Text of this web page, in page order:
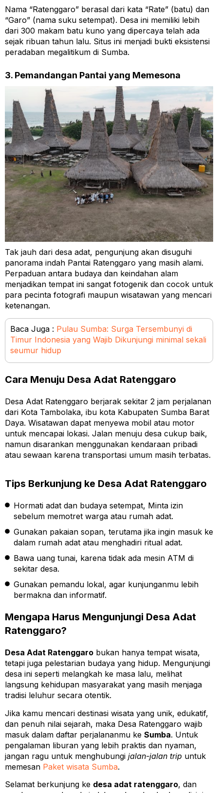
Nama “Ratenggaro” berasal dari kata “Rate” (batu) dan
“Garo” (nama suku setempat). Desa ini memiliki lebih
dari 300 makam batu kuno yang dipercaya telah ada
sejak ribuan tahun lalu. Situs ini menjadi bukti eksistensi
peradaban megalitikum di Sumba.
3. Pemandangan Pantai yang Memesona
Tak jauh dari desa adat, pengunjung akan disuguhi
panorama indah Pantai Ratenggaro yang masih alami.
Perpaduan antara budaya dan keindahan alam
menjadikan tempat ini sangat fotogenik dan cocok untuk
para pecinta fotografi maupun wisatawan yang mencari
ketenangan.
Baca Juga : Pulau Sumba: Surga Tersembunyi di
Timur Indonesia yang Wajib Dikunjungi minimal sekali
seumur hidup
Cara Menuju Desa Adat Ratenggaro
Desa Adat Ratenggaro berjarak sekitar 2 jam perjalanan
dari Kota Tambolaka, ibu kota Kabupaten Sumba Barat
Daya. Wisatawan dapat menyewa mobil atau motor
untuk mencapai lokasi. Jalan menuju desa cukup baik,
namun disarankan menggunakan kendaraan pribadi
atau sewaan karena transportasi umum masih terbatas.
Tips Berkunjung ke Desa Adat Ratenggaro
Hormati adat dan budaya setempat, Minta izin
sebelum memotret warga atau rumah adat.
Gunakan pakaian sopan, terutama jika ingin masuk ke
dalam rumah adat atau menghadiri ritual adat.
Bawa uang tunai, karena tidak ada mesin ATM di
sekitar desa.
Gunakan pemandu lokal, agar kunjunganmu lebih
bermakna dan informatif.
Mengapa Harus Mengunjungi Desa Adat
Ratenggaro?
Desa Adat Ratenggaro bukan hanya tempat wisata,
tetapi juga pelestarian budaya yang hidup. Mengunjungi
desa ini seperti melangkah ke masa lalu, melihat
langsung kehidupan masyarakat yang masih menjaga
tradisi leluhur secara otentik.
Jika kamu mencari destinasi wisata yang unik, edukatif,
dan penuh nilai sejarah, maka Desa Ratenggaro wajib
masuk dalam daftar perjalananmu ke Sumba. Untuk
pengalaman liburan yang lebih praktis dan nyaman,
jangan ragu untuk menghubungi jalan-jalan trip untuk
memesan Paket wisata Sumba.
Selamat berkunjung ke desa adat ratenggaro, dan